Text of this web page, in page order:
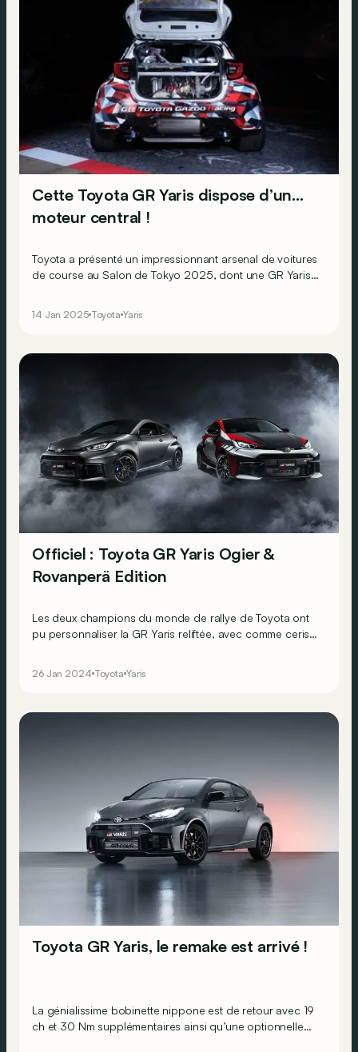
Cette Toyota GR Yaris dispose d’un…
moteur central !
Toyota a présenté un impressionnant arsenal de voitures
de course au Salon de Tokyo 2025, dont une GR Yaris
14 Jan 2025 Toyota Yaris
Officiel : Toyota GR Yaris Ogier &
Rovanperä Edition
Les deux champions du monde de rallye de Toyota ont
pu personnaliser la GR Yaris reliftée, avec comme cerise
26 Jan 2024 Toyota Yaris
Toyota GR Yaris, le remake est arrivé !
La génialissime bobinette nippone est de retour avec 19
ch et 30 Nm supplémentaires ainsi qu’une optionnelle